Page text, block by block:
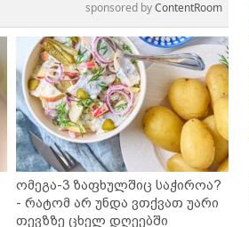
sponsored byContentRoom
ომეგა-3 ზაფხულშიც საჭიროა?
- რატომ არ უნდა ვთქვათ უარი
თევზზე ცხელ დღეებში